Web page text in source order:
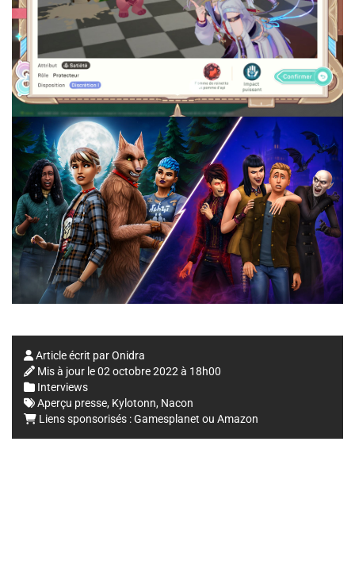
Article écrit parOnidra
Mis à jour le02 octobre 2022 à 18h00
Interviews
Aperçu presse, Kylotonn, Nacon
Liens sponsorisés :Gamesplanet ou Amazon